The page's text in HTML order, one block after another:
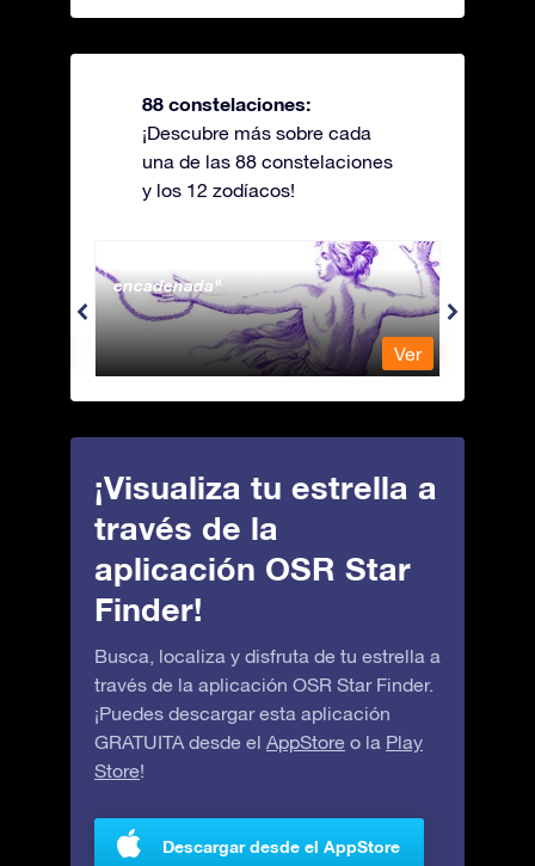
88 constelaciones:
¡Descubre más sobre cada
una de las 88 constelaciones
y los 12 zodíacos!
Andromeda - La princesa
encadenada
Ver
¡Visualiza tu estrella a
través de la
aplicación OSR Star
Finder!
Busca, localiza y disfruta de tu estrella a
través de la aplicación OSR Star Finder.
¡Puedes descargar esta aplicación
GRATUITA desde el AppStore o la Play
Store!
Descargar desde el AppStore